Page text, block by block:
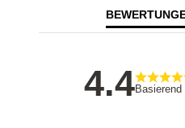
4.4Basierend